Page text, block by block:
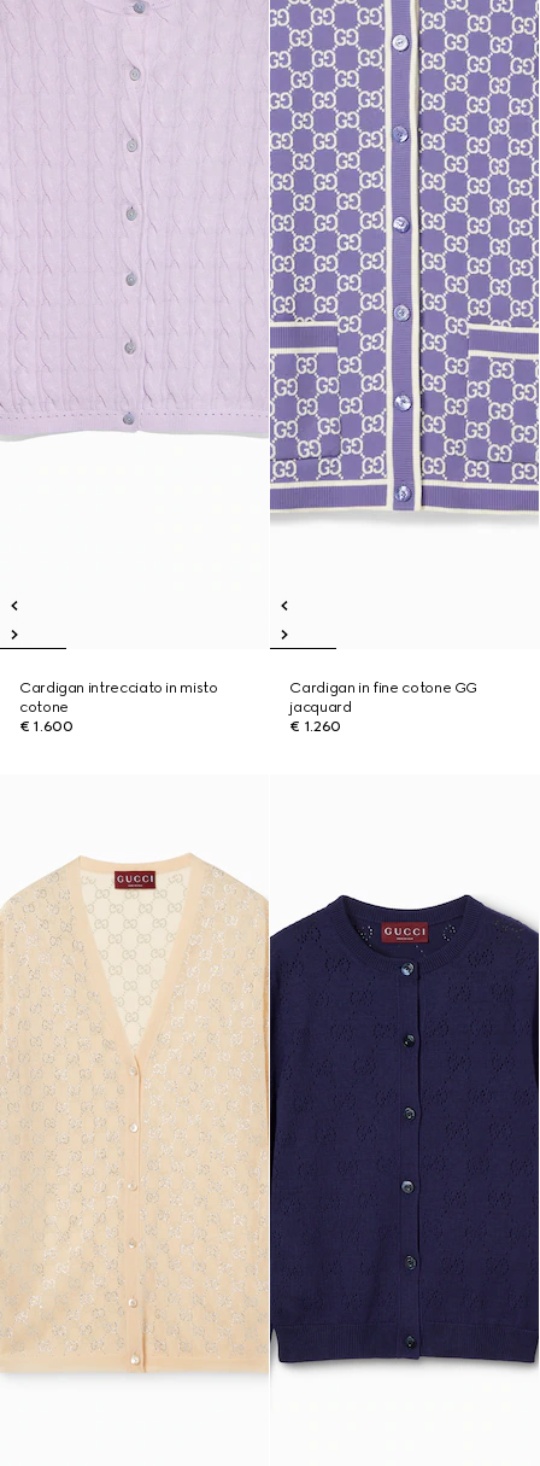
Cardigan intrecciato in misto
cotone
€ 1.600
Cardigan in fine cotone GG
jacquard
€ 1.260